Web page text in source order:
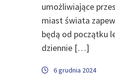
umożliwiające
miast świata
będą od początku
dziennie […]
6 grudnia 2024